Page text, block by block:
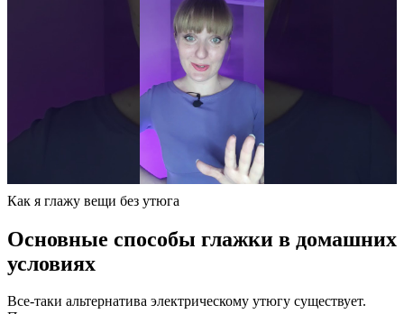
Как я глажу вещи без утюга
Основные способы глажки в домашних
условиях
Все-таки альтернатива электрическому утюгу существует.